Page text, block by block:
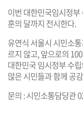
이번 대한민국임시정
훈의 달까지 전시한다.
유연식 서울시 시민소
르지 않고, 앞으로의
대한민국 임시정부 수
많은 시민들과 함께 공
문의 : 시민소통담당관